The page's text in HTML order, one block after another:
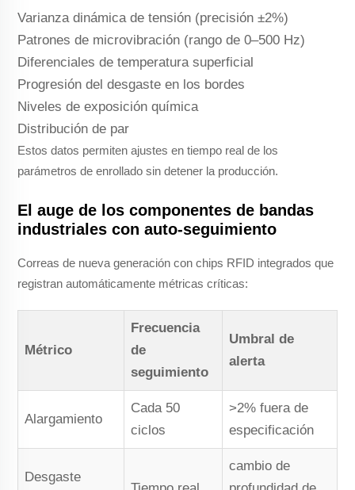
Varianza dinámica de tensión (precisión ±2%)
Patrones de microvibración (rango de 0–500 Hz)
Diferenciales de temperatura superficial
Progresión del desgaste en los bordes
Niveles de exposición química
Distribución de par
Estos datos permiten ajustes en tiempo real de los
parámetros de enrollado sin detener la producción.
El auge de los componentes de bandas
industriales con auto-seguimiento
Correas de nueva generación con chips RFID integrados que
registran automáticamente métricas críticas:
Métrico
Frecuencia
de
seguimiento
Umbral de
alerta
Alargamiento
Cada 50
ciclos
>2% fuera de
especificación
Desgaste
cambio de